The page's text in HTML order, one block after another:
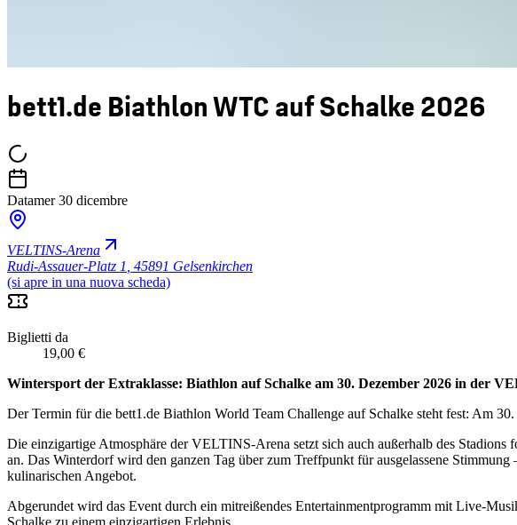
bett1.de Biathlon WTC auf Schalke 2026
Datamer 30 dicembre
VELTINS-Arena
Rudi-Assauer-Platz 1 45891 Gelsenkirchen
(si apre in una nuova scheda)
Biglietti da
19,00 €
Wintersport der Extraklasse: Biathlon auf Schalke am 30. Dezember 2026 in der
Der Termin für die bett1.de Biathlon World Team Challenge auf Schalke steht fest: Am
Die einzigartige Atmosphäre der VELTINS-Arena setzt sich auch außerhalb des
an. Das Winterdorf wird den ganzen Tag über zum Treffpunkt für ausgelassene
kulinarischen Angebot.
Abgerundet wird das Event durch ein mitreißendes Entertainmentprogramm mit Live-
Schalke zu einem einzigartigen Erlebnis.